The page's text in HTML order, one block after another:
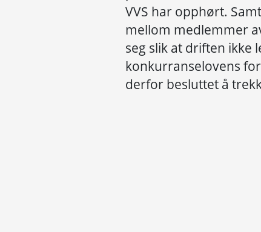
VVS har opphørt.
mellom medlemmer
seg slik at driften ikke
konkurranselovens
derfor besluttet å